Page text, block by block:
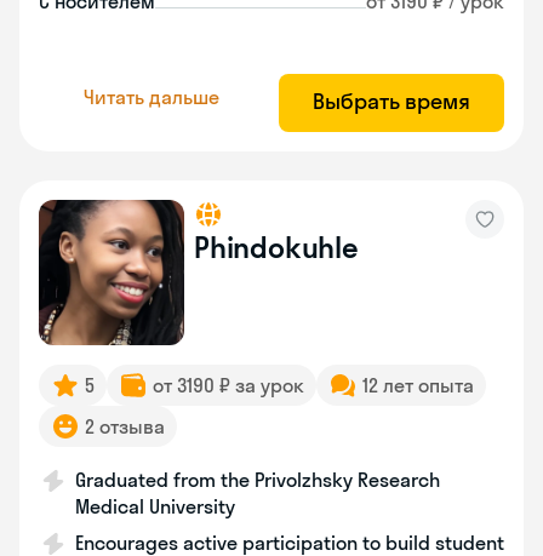
Читать дальше Выбрать время
Phindokuhle
5 от 3190 ₽ за урок
12 лет опыта
2 отзыва
Graduated from the Privolzhsky Research
Medical University
Encourages active participation to build student